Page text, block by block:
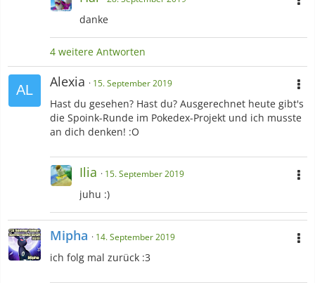
danke
4 weitere Antworten
Alexia 15. September 2019
Hast du gesehen? Hast du? Ausgerechnet heute gibt's
die Spoink-Runde im Pokedex-Projekt und ich musste
an dich denken! :O
Ilia 15. September 2019
juhu :)
Mipha 14. September 2019
ich folg mal zurück :3